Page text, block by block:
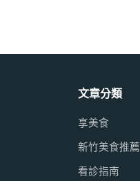
文章分類
享美食
新竹美食推薦
看診指南